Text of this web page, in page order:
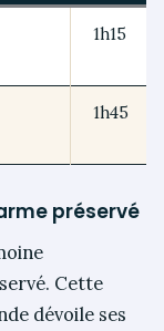
1h15
1h45
préservé
Cette
dévoile ses